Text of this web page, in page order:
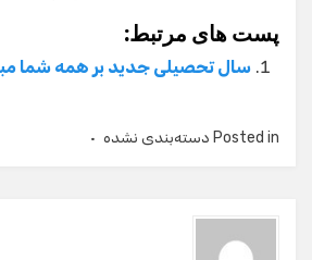
پست های مرتبط:
سال تحصیلی جدید بر همه شما
Posted in دسته‌بندی نشده